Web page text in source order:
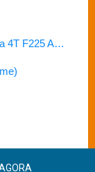
4T F225 A…